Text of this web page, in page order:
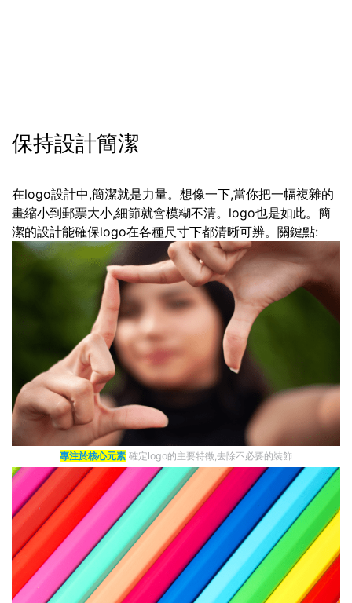
保持設計簡潔
在logo設計中,簡潔就是力量。想像一下,當你把一幅複雜的
畫縮小到郵票大小,細節就會模糊不清。logo也是如此。簡
潔的設計能確保logo在各種尺寸下都清晰可辨。關鍵點:
專注於核心元素 確定logo的主要特徵,去除不必要的裝飾